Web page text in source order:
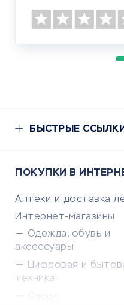
БЫСТРЫЕ
ПОКУПКИ В
Аптеки и доставка
Интернет-магазины
Одежда, обувь и
аксессуары
Цифровая и
техника